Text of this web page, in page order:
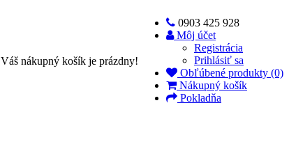
0903 425 928
Môj účet
Registrácia
Prihlásiť sa
Obľúbené produkty (0)
Nákupný košík
Pokladňa
Váš nákupný košík je prázdny!